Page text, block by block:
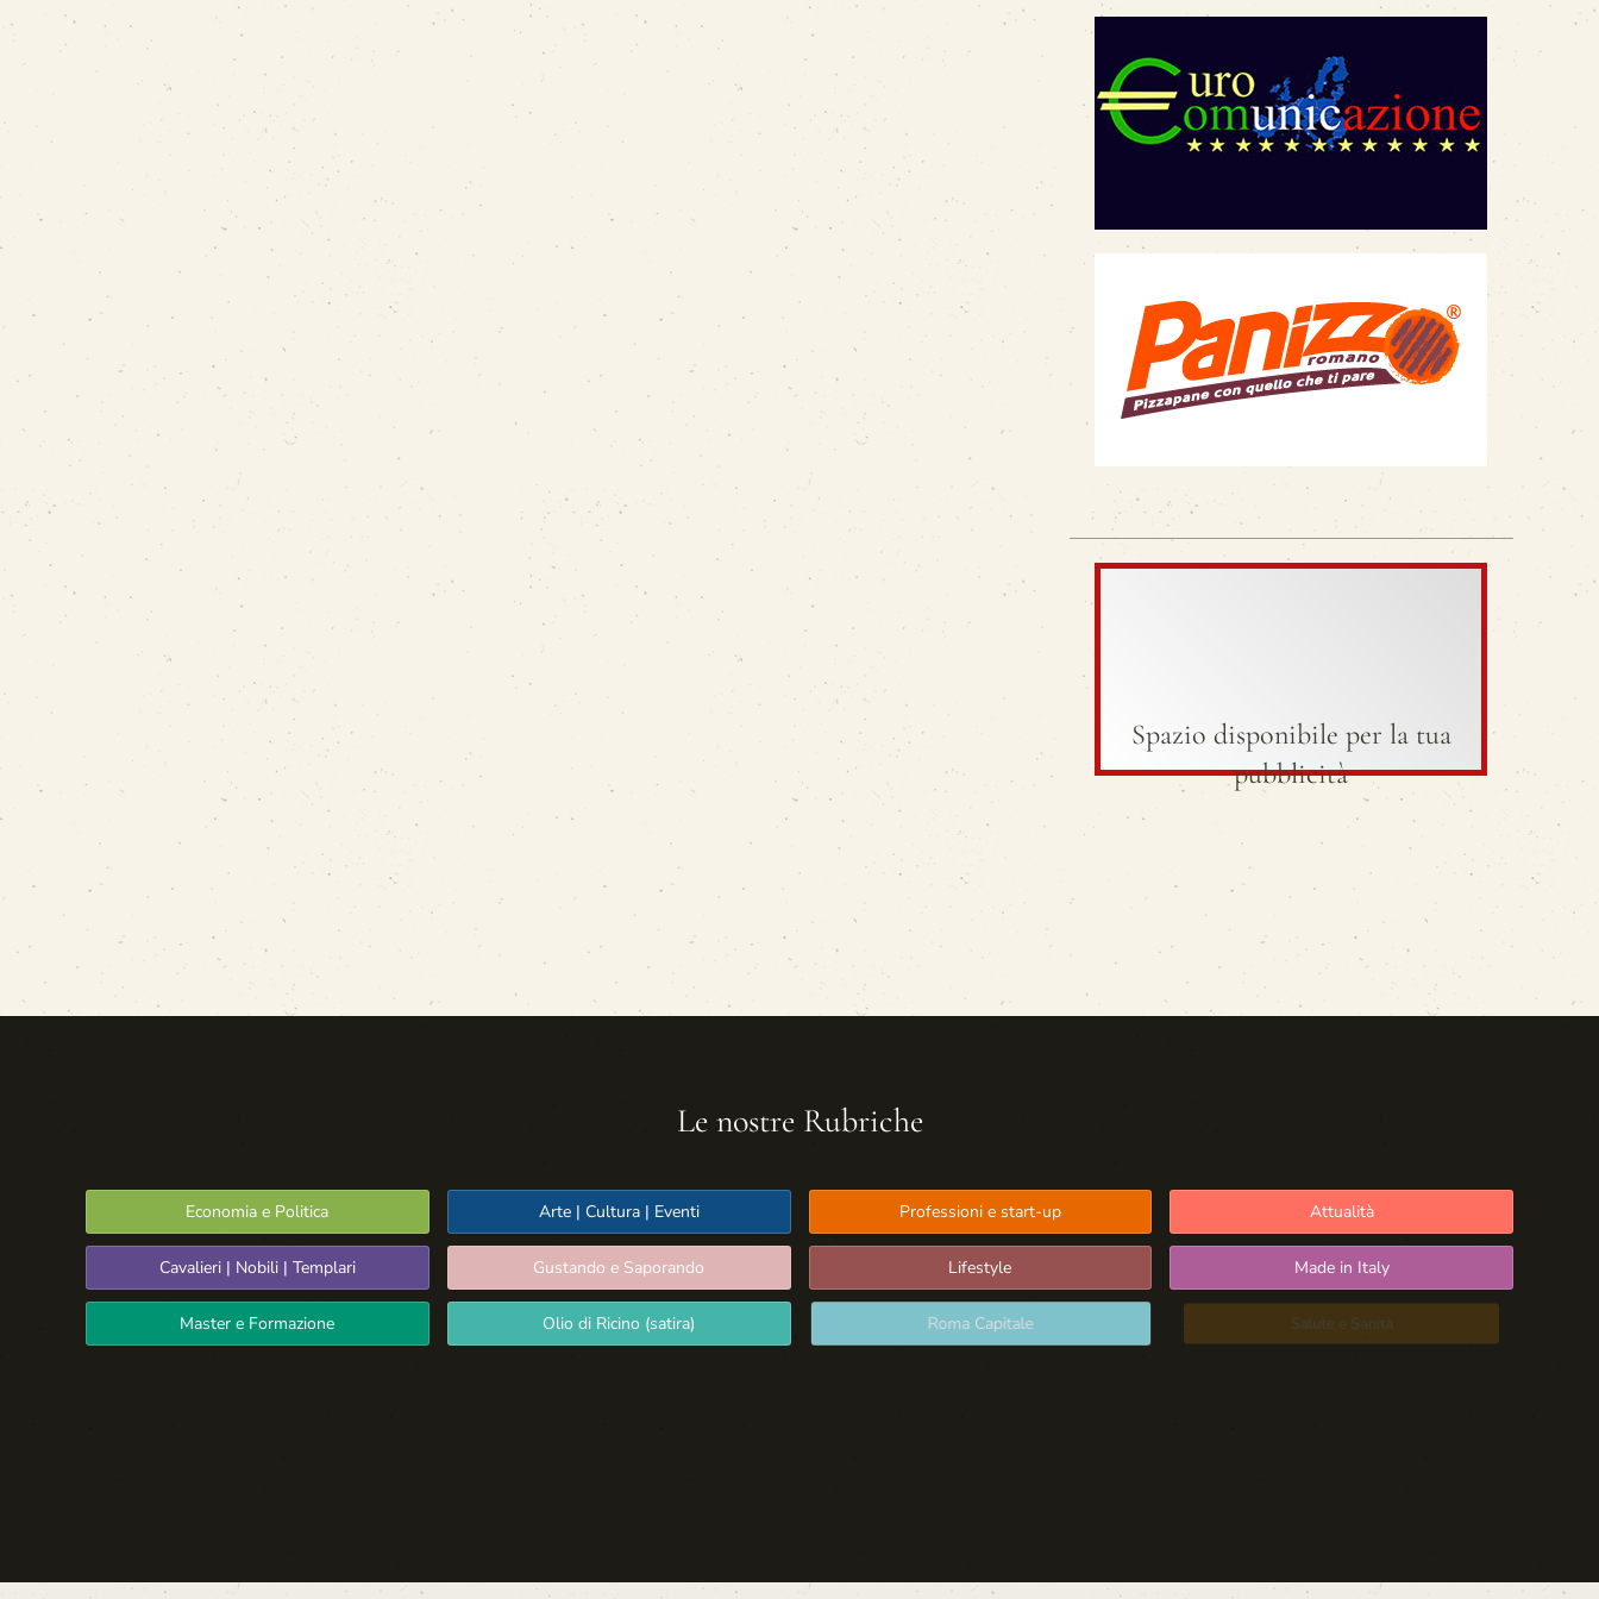
Spazio disponibile per la tua
pubblicità
Le nostre Rubriche
Economia e Politica Arte | Cultura | Eventi Professioni e start-up Attualità
Cavalieri | Nobili | Templari Gustando e Saporando Lifestyle Made in Italy
Master e Formazione Olio di Ricino (satira) Roma Capitale Salute e Sanità